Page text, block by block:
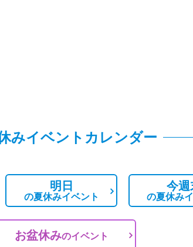
みイベントカレンダー
明日
の夏休みイベント
今週
の夏休み
お盆休みのイベント